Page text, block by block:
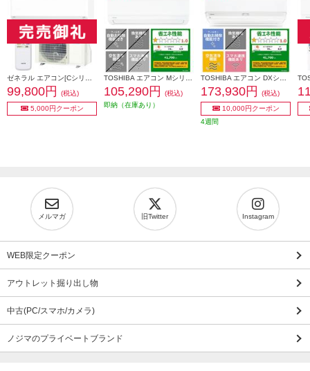
99,800円
(税込)
5,000円クーポン
105,290円
(税込)
即納（在庫あり）
173,930円
(税込)
10,000円クーポン
4週間
メルマガ 旧Twitter Instagram
WEB限定クーポン
アウトレット掘り出し物
中古(PC/スマホ/カメラ)
ノジマのプライベートブランド